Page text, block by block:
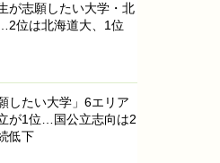
が志願したい大学・北
位は北海道大、1位
したい大学」6エリア
が1位…国公立志向は2
低下